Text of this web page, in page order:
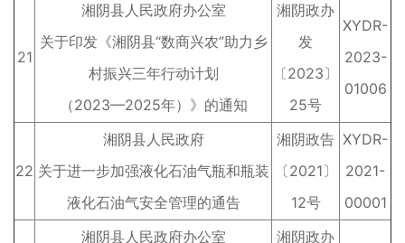
21
湘阴县人民政府办公室
关于印发《湘阴县“数商兴农”助力乡
村振兴三年行动计划
（2023—2025年）》的通知
湘阴政办
发
〔2023〕
25号
XYDR-
2023-
01006
22
湘阴县人民政府
关于进一步加强液化石油气瓶和瓶装
液化石油气安全管理的通告
湘阴政告
〔2021〕
12号
XYDR-
2021-
00001
湘阴县人民政府办公室
湘阴政办